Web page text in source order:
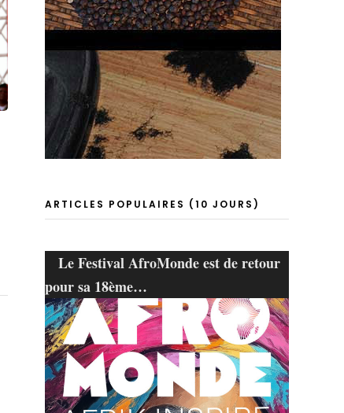
ARTICLES POPULAIRES (10 JOURS)
Le Festival AfroMonde est de retour
pour sa 18ème…